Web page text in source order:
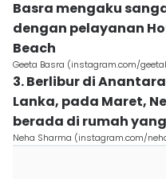
Basra mengaku
dengan pelayanan
Beach
Geeta Basra (instagram.com/
3. Berlibur di
Lanka, pada Maret,
berada di rumah
Neha Sharma (instagram.com/